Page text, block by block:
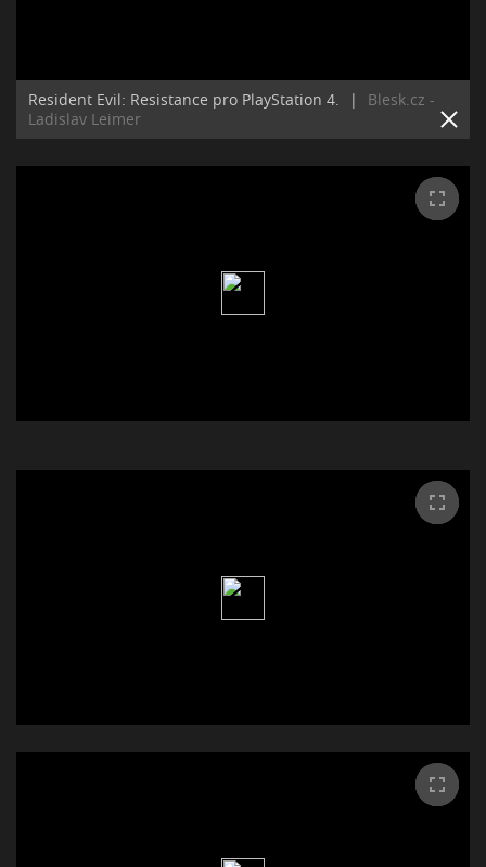
Resident Evil: Resistance pro PlayStation 4. |
Blesk.cz -
Ladislav Leimer